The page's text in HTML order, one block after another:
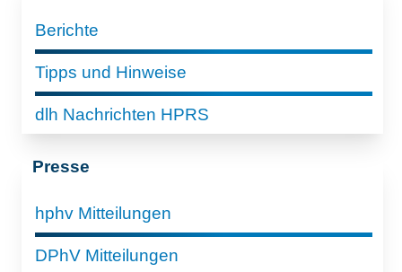
Berichte
Tipps und Hinweise
dlh Nachrichten HPRS
Presse
hphv Mitteilungen
DPhV Mitteilungen